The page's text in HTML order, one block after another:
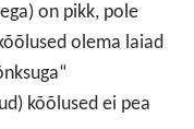
on pikk, pole
olema laiad
kõõlused ei pea